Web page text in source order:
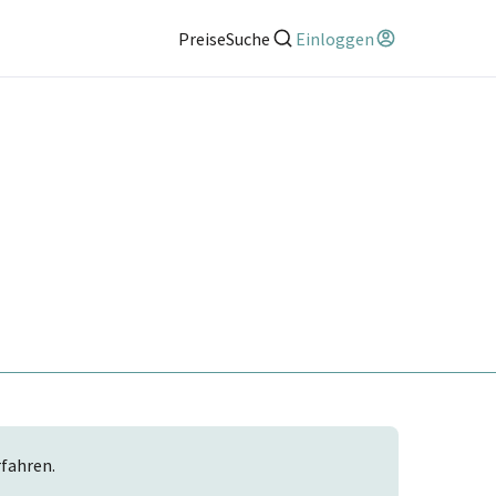
PreiseSuche Einloggen